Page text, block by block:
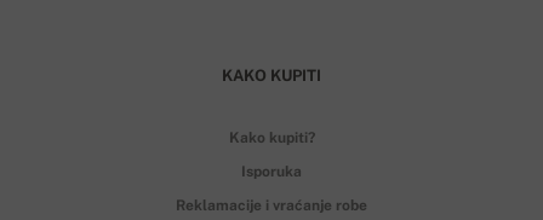
KAKO KUPITI
Kako kupiti?
Isporuka
Reklamacije i vraćanje robe